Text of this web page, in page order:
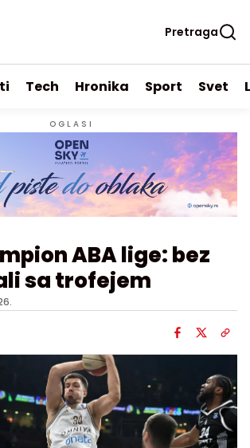
Pretraga
Tech Hronika Sport Svet
OGLASI
ABA lige: bez
sa trofejem